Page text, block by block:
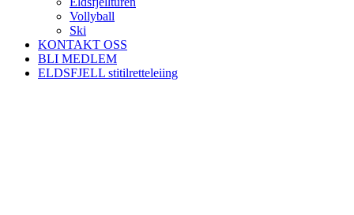
Vollyball
Ski
KONTAKT OSS
BLI MEDLEM
ELDSFJELL stitilretteleiing